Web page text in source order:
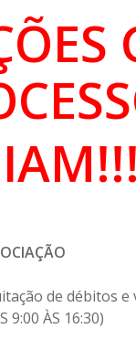
de débitos e
9:00 ÀS 16:30)